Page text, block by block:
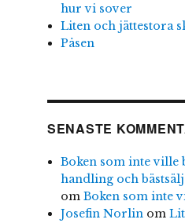
hur vi sover
Liten och jättestora
Påsen
SENASTE
Boken som inte ville
handling och
omBoken som inte
Josefin Norlin om